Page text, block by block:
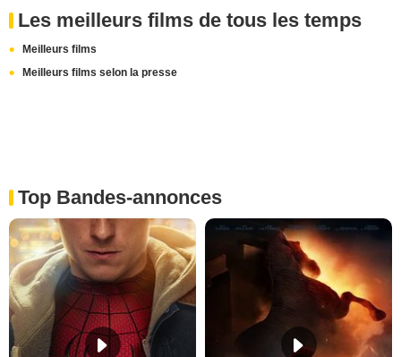
Les meilleurs films de tous les temps
Meilleurs films
Meilleurs films selon la presse
Top Bandes-annonces